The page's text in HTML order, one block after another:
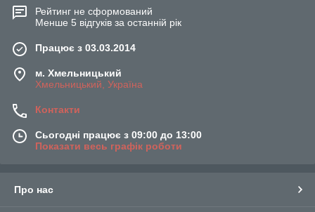
Рейтинг не сформований
Менше 5 відгуків за останній рік
Працює з 03.03.2014
м. Хмельницький
Хмельницький, Україна
Контакти
Сьогодні працює з 09:00 до 13:00
Показати весь графік роботи
Про нас